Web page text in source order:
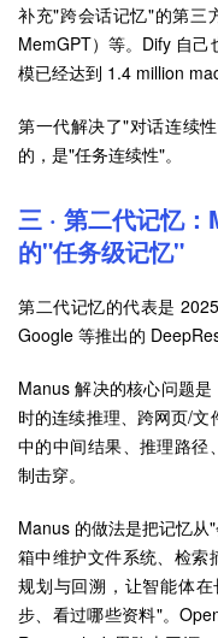
补充"跨会话记忆"的第
MemGPT）等。Dify 自
模已经达到 1.4 million
第一代解决了"对话连续
的，是"任务连续性"。
三 · 第二代记忆
的"任务级记忆"
第二代记忆的代表是
Google 等推出的
Manus 解决的核心问题
时的连续推理、跨网页/
中的中间结果、推理路径
制击穿。
Manus 的做法是把记忆
箱中维护文件系统、检索
规划与回溯，让智能体
步、看过哪些资料"。